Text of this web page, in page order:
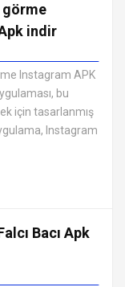
görme
indir
MESAJLAŞMA
APKInstagram APK
bu
için tasarlanmış
Instagram
Bacı Apk